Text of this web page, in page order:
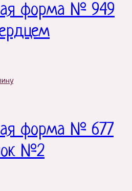
форма № 949
форма № 677
№2